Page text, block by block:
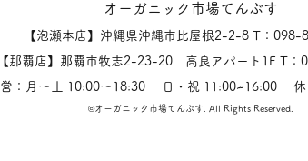
オーガニック市場てんぶす
【泡瀬本店】沖縄県沖縄市比屋根2-2-8 T：098-
【那覇店】那覇市牧志2-23-20 高良アパート1F T：
営：月〜土 10:00〜18:30 日・祝 11:00~16:00
​©オーガニック市場てんぶす. All Rights Reserved.